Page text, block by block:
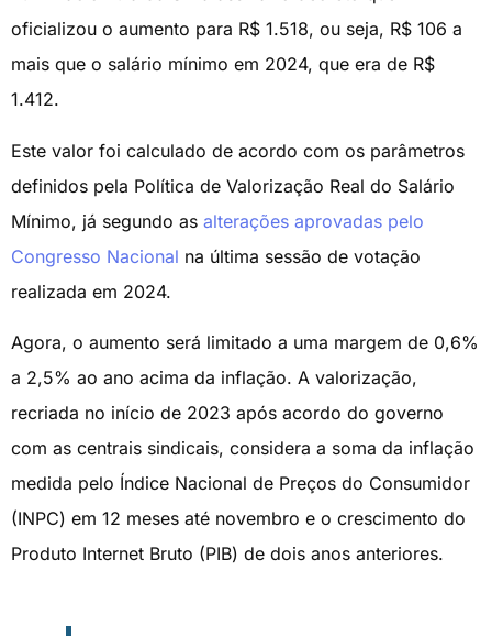
oficializou o aumento para R$ 1.518, ou seja, R$ 106 a
mais que o salário mínimo em 2024, que era de R$
1.412.
Este valor foi calculado de acordo com os parâmetros
definidos pela Política de Valorização Real do Salário
Mínimo, já segundo as alterações aprovadas pelo
Congresso Nacional na última sessão de votação
realizada em 2024.
Agora, o aumento será limitado a uma margem de 0,6%
a 2,5% ao ano acima da inflação. A valorização,
recriada no início de 2023 após acordo do governo
com as centrais sindicais, considera a soma da inflação
medida pelo Índice Nacional de Preços do Consumidor
(INPC) em 12 meses até novembro e o crescimento do
Produto Internet Bruto (PIB) de dois anos anteriores.